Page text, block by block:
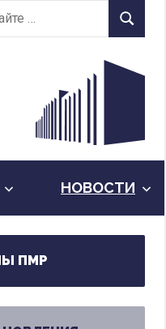
Найти
НОВОСТИ
ПМР